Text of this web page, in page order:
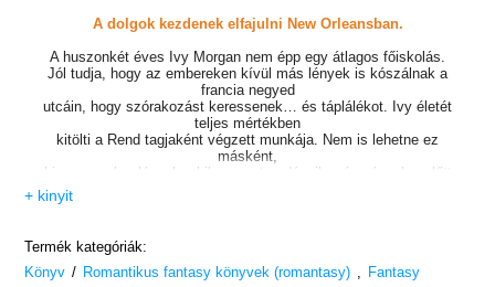
A dolgok kezdenek elfajulni New Orleansban.
A huszonkét éves Ivy Morgan nem épp egy átlagos főiskolás.
Jól tudja, hogy az embereken kívül más lények is kószálnak a
francia negyed
utcáin, hogy szórakozást keressenek… és táplálékot. Ivy életét
teljes mértékben
kitölti a Rend tagjaként végzett munkája. Nem is lehetne ez
másként,
hiszen azok a lények, akikre most vadászik, négy évvel ezelőtt
elvettek tőle. Romba döntötték a világát, megszakasztották a szívét.
Ivy álmában sem gondolta volna, hogy a szigorú keretek közé
belép egy olyan ember, mint Ren Owens. A srác maga a
+ kinyit
Termék kategóriák:
Könyv / Romantikus fantasy könyvek (romantasy)
Fantasy